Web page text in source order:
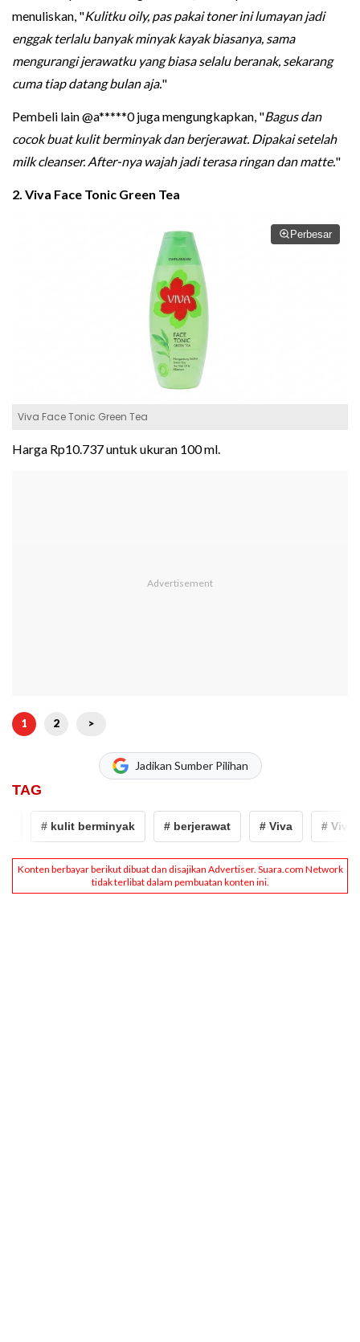
menuliskan, "Kulitku oily, pas pakai toner ini lumayan jadi
enggak terlalu banyak minyak kayak biasanya, sama
mengurangi jerawatku yang biasa selalu beranak, sekarang
cuma tiap datang bulan aja."
Pembeli lain @a*****0 juga mengungkapkan, "Bagus dan
cocok buat kulit berminyak dan berjerawat. Dipakai setelah
milk cleanser. After-nya wajah jadi terasa ringan dan matte."
2. Viva Face Tonic Green Tea
Perbesar
Viva Face Tonic Green Tea
Harga Rp10.737 untuk ukuran 100 ml.
1 2 >
Jadikan Sumber Pilihan
TAG
# kulit berminyak # berjerawat # Viva # Viva